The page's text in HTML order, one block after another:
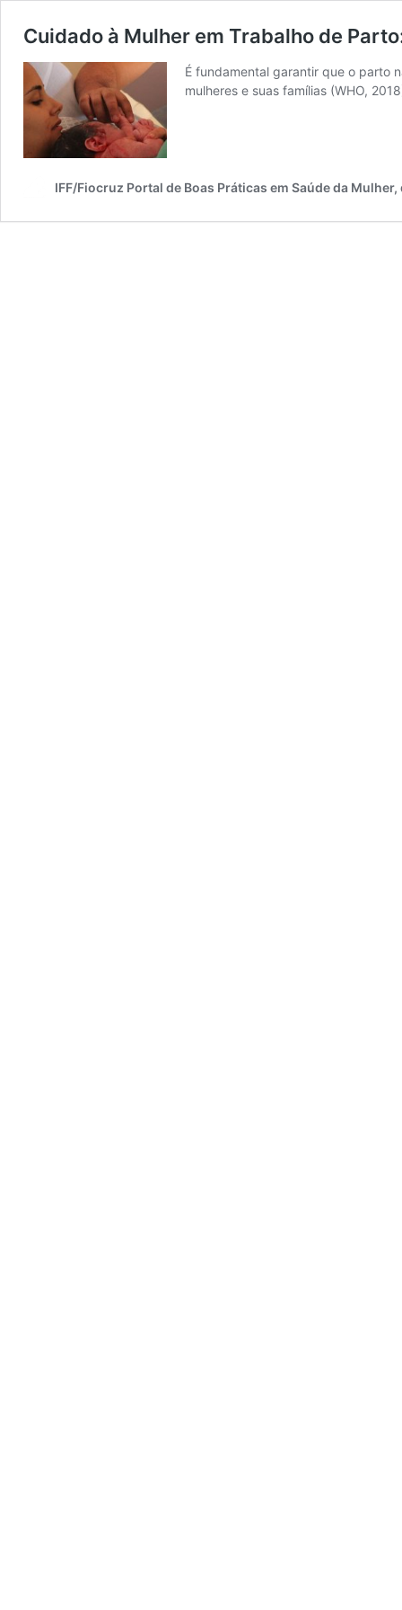
Cuidado à Mulher em Trabalho de
É fundamental garantir que o parto
mulheres e suas famílias (WHO,
IFF/Fiocruz Portal de Boas Práticas em Saúde da